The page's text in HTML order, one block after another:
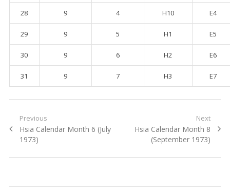
28 9 4 H10 E4
29 9 5 H1 E5
30 9 6 H2 E6
31 9 7 H3 E7
Post navigation
Previous
Previous post:
Hsia Calendar Month 6 (July
1973)
Next
Next post:
Hsia Calendar Month 8
(September 1973)